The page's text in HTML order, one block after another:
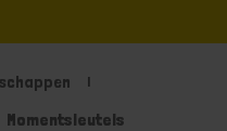
Momentsleutels